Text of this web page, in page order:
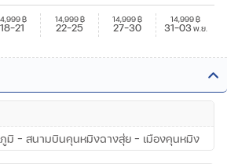
฿
18-21
14,999฿
22-25
14,999฿
27-30
14,999฿
31-03พ.ย.
มิ – สนามบินคุนหมิงฉางสุ่ย – เมืองคุนหมิง